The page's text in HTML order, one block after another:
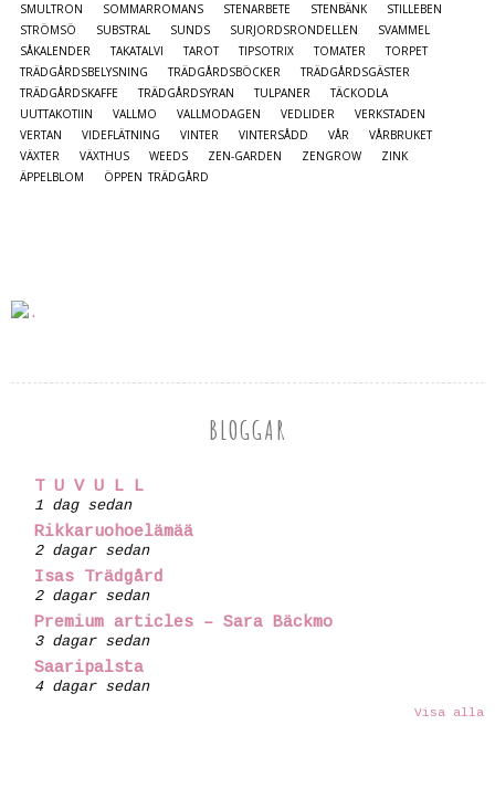
SMULTRON
SOMMARROMANS STENARBETE STENBÄNK
STILLEBEN
STRÖMSÖ
SUBSTRAL SUNDS SURJORDSRONDELLEN
SVAMMEL
SÅKALENDER
TAKATALVI TAROT TIPSOTRIX TOMATER
TORPET
TRÄDGÅRDSBELYSNING
TRÄDGÅRDSBÖCKER
TRÄDGÅRDSGÄSTER
TRÄDGÅRDSKAFFE
TRÄDGÅRDSYRAN TULPANER
TÄCKODLA
UUTTAKOTIIN
VALLMO VALLMODAGEN VEDLIDER
VERKSTADEN
VERTAN
VIDEFLÄTNING VINTER VINTERSÅDD VÅR
VÅRBRUKET
VÄXTER
VÄXTHUS WEEDS ZEN-GARDEN ZENGROW
ZINK
ÄPPELBLOM
ÖPPEN TRÄDGÅRD
BLOGGAR
T U V U L L
1 dag sedan
Rikkaruohoelämää
2 dagar sedan
Isas Trädgård
2 dagar sedan
Premium articles – Sara Bäckmo
3 dagar sedan
Saaripalsta
4 dagar sedan
Visa alla